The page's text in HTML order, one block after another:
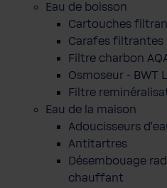
Eau de boisson
Cartouches
Carafes filtrantes
Filtre charbon
Osmoseur - BWT
Filtre
Eau de la maison
Adoucisseurs
Antitartres
Désembouage
chauffant